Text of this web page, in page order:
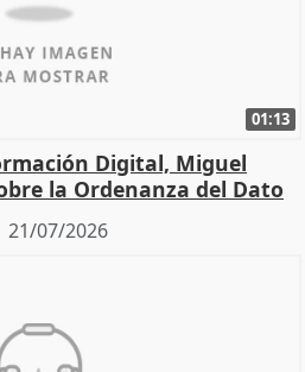
01:13
Digital, Miguel
la Ordenanza del Dato
21/07/2026